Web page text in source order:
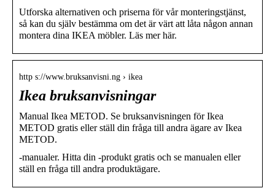
Utforska alternativen och priserna för vår monteringstjänst,
så kan du själv bestämma om det är värt att låta någon annan
montera dina IKEA möbler. Läs mer här.
http s://www.bruksanvisni.ng › ikea
Ikea bruksanvisningar
Manual Ikea METOD. Se bruksanvisningen för Ikea
METOD gratis eller ställ din fråga till andra ägare av Ikea
METOD.
-manualer. Hitta din -produkt gratis och se manualen eller
ställ en fråga till andra produktägare.